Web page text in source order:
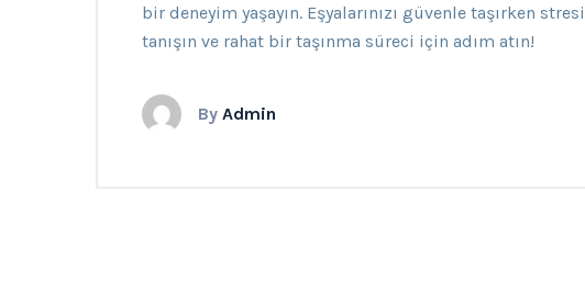
bir deneyim yaşayın. Eşyalarınızı güvenle taşırken
tanışın ve rahat bir taşınma süreci için adım atın!
By Admin